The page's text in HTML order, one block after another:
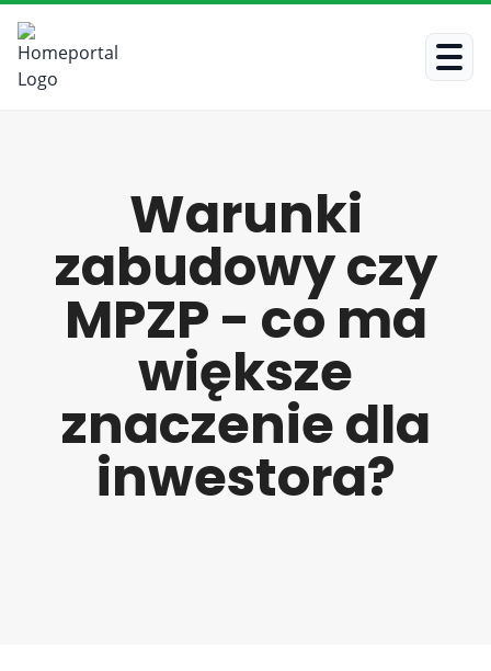
Warunki
zabudowy czy
MPZP - co ma
większe
znaczenie dla
inwestora?